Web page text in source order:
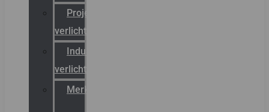
Projectreferenties
verlichting
Industriële
verlichting
Merken